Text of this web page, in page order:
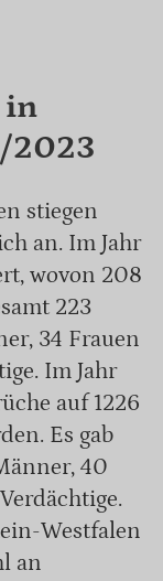
in
2023
stiegen
an. Im Jahr
wovon 208
223
34 Frauen
Im Jahr
auf 1226
Es gab
40
Westfalen
an